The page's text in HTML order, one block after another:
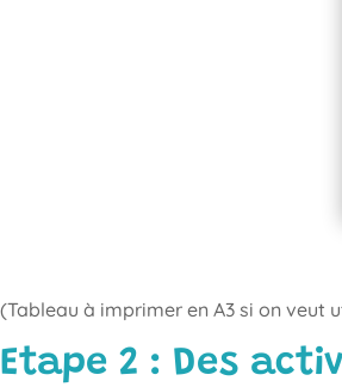
(Tableau à imprimer en A3 si on veut
Etape 2 : Des